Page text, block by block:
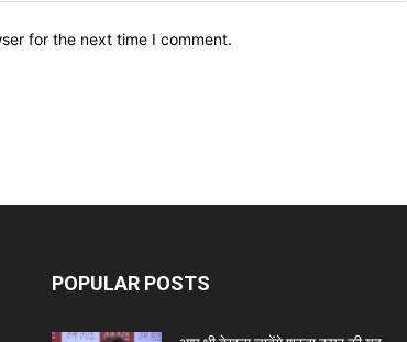
for the next time I comment.
POPULAR POSTS